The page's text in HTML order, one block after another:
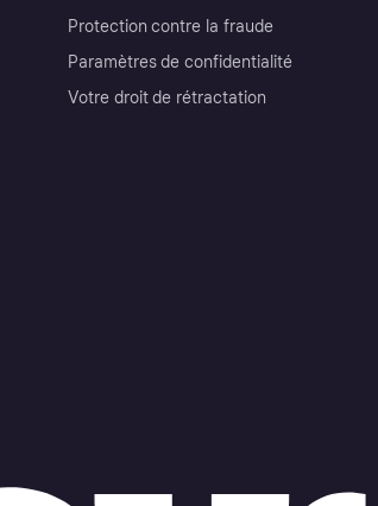
Protection contre la fraude
Paramètres de confidentialité
Votre droit de rétractation